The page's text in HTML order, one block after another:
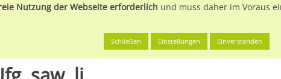
Badhöringer Str. Ufg. saw. li.
Nutzung der Webseite erforderlich und muss daher im Voraus
Schließen Einstellungen Einverstanden